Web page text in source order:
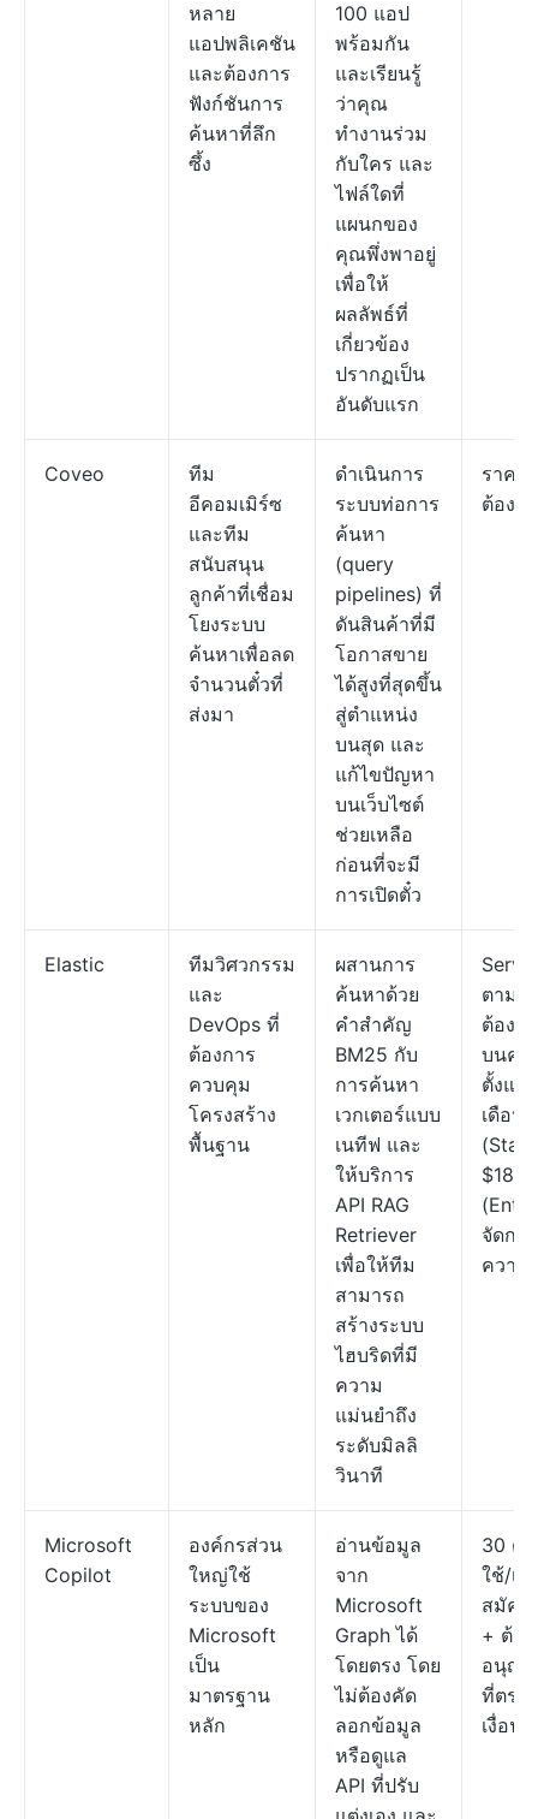
หลาย
แอปพลิเคชัน
และต้องการ
ฟังก์ชันการ
ค้นหาที่ลึก
ซึ้ง
100 แอป
พร้อมกัน
และเรียนรู้
ว่าคุณ
ทำงานร่วม
กับใคร และ
ไฟล์ใดที่
แผนกของ
คุณพึ่งพาอยู่
เพื่อให้
ผลลัพธ์ที่
เกี่ยวข้อง
ปรากฏเป็น
อันดับแรก
Coveo
ทีม
อีคอมเมิร์ซ
และทีม
สนับสนุน
ลูกค้าที่เชื่อม
โยงระบบ
ค้นหาเพื่อลด
จำนวนตั๋วที่
ส่งมา
ดำเนินการ
ระบบท่อการ
ค้นหา
(query
pipelines) ที่
ดันสินค้าที่มี
โอกาสขาย
ได้สูงที่สุดขึ้น
สู่ตำแหน่ง
บนสุด และ
แก้ไขปัญหา
บนเว็บไซต์
ช่วยเหลือ
ก่อนที่จะมี
การเปิดตั๋ว
ราคา
ต้องก
Elastic
ทีมวิศวกรรม
และ
DevOps ที่
ต้องการ
ควบคุม
โครงสร้าง
พื้นฐาน
ผสานการ
ค้นหาด้วย
คำสำคัญ
BM25 กับ
การค้นหา
เวกเตอร์แบบ
เนทีฟ และ
ให้บริการ
API RAG
Retriever
เพื่อให้ทีม
สามารถ
สร้างระบบ
ไฮบริดที่มี
ความ
แม่นยำถึง
ระดับมิลลิ
วินาที
ตามค
ต้องก
บนคล
ตั้งแต่
เดือน
$184/
จัดกา
ความ
Microsoft
Copilot
องค์กรส่วน
ใหญ่ใช้
ระบบของ
Microsoft
เป็น
มาตรฐาน
หลัก
อ่านข้อมูล
จาก
Microsoft
Graph ได้
โดยตรง โดย
ไม่ต้องคัด
ลอกข้อมูล
หรือดูแล
API ที่ปรับ
30 ด
ใช้/เดื
สมัคร
+ ต้อ
อนุญา
ที่ตรง
เงื่อน